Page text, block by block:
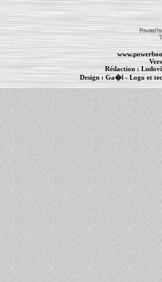
Powered
Rédaction :
Design : Ga�l- Logo et